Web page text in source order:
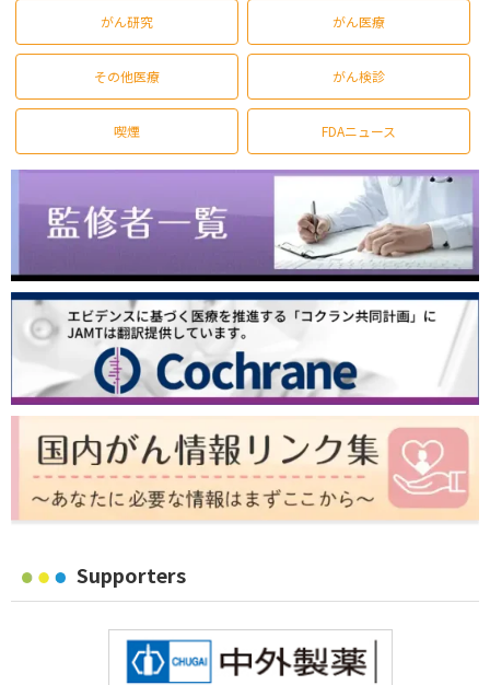
がん研究 がん医療
その他医療 がん検診
喫煙 FDAニュース
Supporters